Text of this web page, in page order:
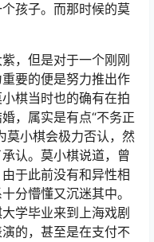
孩子。而那时候的莫
，但是对于一个刚刚
要的便是努力推出作
棋当时也的确有在拍
，属实是有点“不务正
莫小棋会极力否认，然
认。莫小棋说道，曾
于此前没有和异性相
分懵懂又沉迷其中。
学毕业来到上海戏剧
的，甚至是在支付不